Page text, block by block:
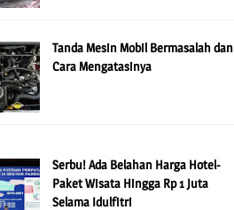
Tanda Mesin Mobil Bermasalah dan
Cara Mengatasinya
Serbu! Ada Belahan Harga Hotel-
Paket Wisata Hingga Rp 1 Juta
Selama Idulfitri